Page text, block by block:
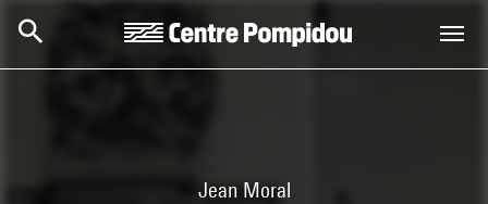
Jean Moral